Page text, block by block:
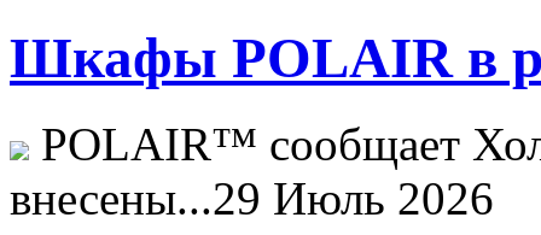
Шкафы POLAIR в
POLAIR™ сообщает
внесены...29 Июль 2026